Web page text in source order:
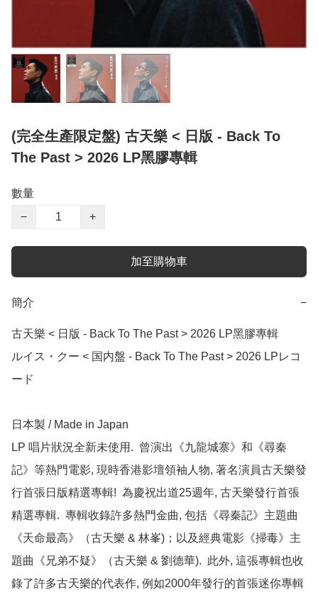
(完全生產限定盤) 古天樂 < 日版 - Back To
The Past > 2026 LP黑膠專輯
數量
−
+
加至購物車
簡介 −
古天樂 < 日版 - Back To The Past > 2026 LP黑膠專輯
ルイス・クー < 国内盤 - Back To The Past > 2026 LPレコ
ード
日本製 / Made in Japan
LP 唱片狀況全新未使用.  曾演出《九龍城寨》和《尋秦
記》等熱門電影, 現時香港影壇領袖人物, 著名演員古天樂發
行首張日版精選專輯!  為慶祝出道25週年, 古天樂發行首張
精選專輯.  專輯收錄許多熱門金曲, 包括《尋秦記》主題曲
《天命最高》（古天樂 & 林峯)；以及經典電影《掃毒》主
題曲《兄弟不疑》（古天樂 & 劉德華).  此外, 這張專輯也收
錄了許多古天樂的代表作, 例如2000年發行的首張迷你專輯